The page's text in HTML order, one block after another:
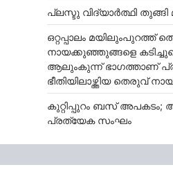
പ്ലസ്ടു വിദ്യാർത്ഥി തുങ്ങി
ഒറ്റപ്പാലം മയിലുംപുറത്ത്
നായക്കുഞ്ഞുങ്ങളെ
ആലുംകുന്ന് ഭാഗത്താണ്
ഭീതിയിലാഴ്ത്തിയ തെരുവ്
കുറ്റിപ്പുറം ബസ്
പ്രത്യേക സംഘം